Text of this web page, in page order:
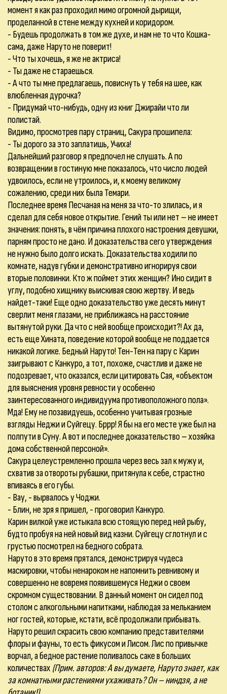
момент я как раз проходил мимо огромной дырищи,
проделанной в стене между кухней и коридором.
- Будешь продолжать в том же духе, и нам не то что Кошка-
сама, даже Наруто не поверит!
- Что ты хочешь, я же не актриса!
- Ты даже не стараешься.
- А что ты мне предлагаешь, повиснуть у тебя на шее, как
влюбленная дурочка?
- Придумай что-нибудь, одну из книг Джирайи что ли
полистай.
Видимо, просмотрев пару страниц, Сакура прошипела:
- Ты дорого за это заплатишь, Учиха!
Дальнейший разговор я предпочел не слушать. А по
возвращении в гостиную мне показалось, что число людей
удвоилось, если не утроилось, и, к моему великому
сожалению, среди них была Темари.
Последнее время Песчаная на меня за что-то злилась, и я
сделал для себя новое открытие. Гений ты или нет – не имеет
значения: понять, в чём причина плохого настроения девушки,
парням просто не дано. И доказательства сего утверждения
не нужно было долго искать. Доказательства ходили по
комнате, надув губки и демонстративно игнорируя свои
вторые половинки. Кто ж поймет этих женщин? Ино сидит в
углу, подобно хищнику выискивая свою жертву. И ведь
найдет-таки! Еще одно доказательство уже десять минут
сверлит меня глазами, не приближаясь на расстояние
вытянутой руки. Да что с ней вообще происходит?! Ах да,
есть еще Хината, поведение которой вообще не поддается
никакой логике. Бедный Наруто! Тен-Тен на пару с Карин
заигрывают с Канкуро, а тот, похоже, счастлив и даже не
подозревает, что оказался, если цитировать Сая, «объектом
для выяснения уровня ревности у особенно
заинтересованного индивидуума противоположного пола».
Мда! Ему не позавидуешь, особенно учитывая грозные
взгляды Неджи и Суйгецу. Бррр! Я бы на его месте уже был на
полпути в Суну. А вот и последнее доказательство – хозяйка
дома собственной персоной».
Сакура целеустремленно прошла через весь зал к мужу и,
схватив за отвороты рубашки, притянула к себе, страстно
впиваясь в его губы.
- Вау, - вырвалось у Чоджи.
- Блин, не зря я пришел, - проговорил Канкуро.
Карин вилкой уже истыкала всю стоящую перед ней рыбу,
будто пробуя на ней новый вид казни. Суйгецу сглотнул и с
грустью посмотрел на бедного собрата.
Наруто в это время прятался, демонстрируя чудеса
маскировки, чтобы ненароком не напомнить ревнивому и
совершенно не вовремя появившемуся Неджи о своем
скромном существовании. В данный момент он сидел под
столом с алкогольными напитками, наблюдая за мельканием
ног гостей, которые, кстати, всё продолжали прибывать.
Наруто решил скрасить свою компанию представителями
флоры и фауны, то есть фикусом и Лисом. Лис по привычке
ворчал, а бедное растение поливалось саке в больших
количествах (Прим. авторов: А вы думаете, Наруто знает, как
за комнатными растениями ухаживать? Он – ниндзя, а не